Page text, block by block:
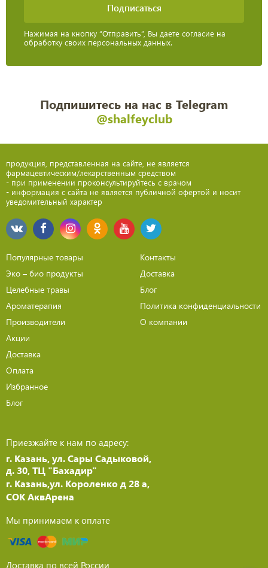
Нажимая на кнопку “Отправить”, Вы даете согласие на
обработку своих персональных данных.
Подпишитесь на нас в Telegram
@shalfeyclub
продукция, представленная на сайте, не является
фармацевтическим/лекарственным средством
- при применении проконсультируйтесь с врачом
- информация с сайта не является публичной офертой и носит
уведомительный характер
Популярные товары
Эко – био продукты
Целебные травы
Ароматерапия
Производители
Акции
Доставка
Оплата
Избранное
Блог
Контакты
Доставка
Блог
Политика конфиденциальности
О компании
Приезжайте к нам по адресу:
г. Казань, ул. Сары Садыковой,
д. 30, ТЦ "Бахадир"
г. Казань,ул. Короленко д 28 а,
СОК АквАрена
Мы принимаем к оплате
Доставка по всей России